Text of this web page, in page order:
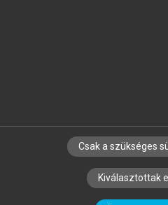
SZERZŐKNEK CÉGEKNEK
SZERKESZTÉSI ÉS
Csak a szükséges
Kiválasztottak